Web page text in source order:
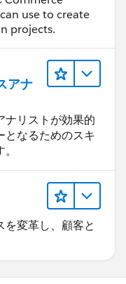
use to create
projects.
アナ
ナリストが効果的
となるためのスキ
変革し、顧客と